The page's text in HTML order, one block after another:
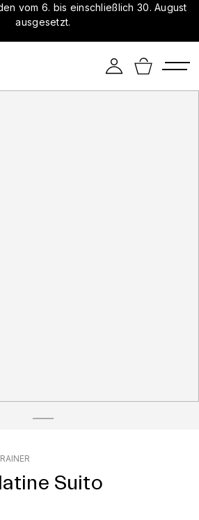
vom 6. bis einschließlich 30. August
ausgesetzt.
Suito